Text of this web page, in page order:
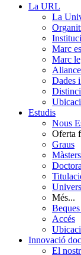
La URL
La
Marc
Marc
Dades
Estudis
Nous
Oferta
Graus
Més...
Accés
Innovació
El